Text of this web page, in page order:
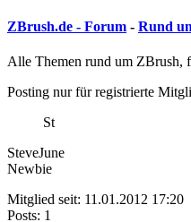
ZBrush.de - Forum - Rund
Alle Themen rund um ZBrush,
Posting nur für registrierte
St
SteveJune
Newbie
Mitglied seit: 11.01.2012 17:20
Posts: 1